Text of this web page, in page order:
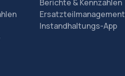
Berichte & Kennzahlen
Ersatzteilmanagement
Instandhaltungs-App